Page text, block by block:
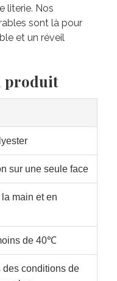
literie. Nos
sont là pour
et un réveil
produit
sur une seule face
la main et en
de 40℃
des conditions de